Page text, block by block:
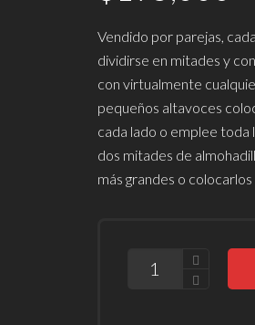
Vendido por parejas,
dividirse en mitades y
con virtualmente
pequeños altavoces
cada lado o emplee toda
dos mitades de
más grandes o
CANTIDAD